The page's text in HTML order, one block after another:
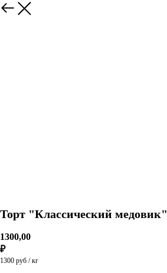
Торт "Классический медовик"
1300,00
₽
1300 руб / кг